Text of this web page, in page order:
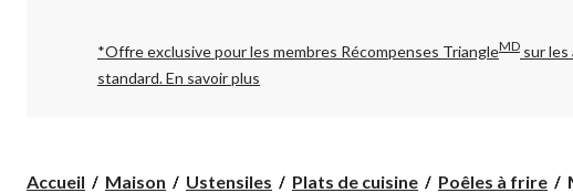
pour
changer
*Offre exclusive pour les membres Récompenses TriangleMD sur les
standard.En savoir plus
Accueil Maison Ustensiles Plats de cuisine Poêles à frire